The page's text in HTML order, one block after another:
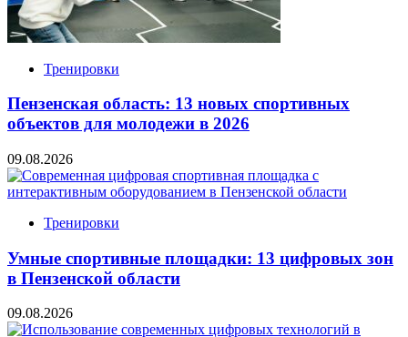
Тренировки
Пензенская область: 13 новых спортивных
объектов для молодежи в 2026
09.08.2026
Тренировки
Умные спортивные площадки: 13 цифровых зон
в Пензенской области
09.08.2026